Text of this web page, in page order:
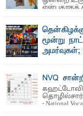
மாநகரசபை
என்பதாகக்
சிந்தனை ...
மூன்று
அமர்வுகள்;
சிறந்த
தங்கப்பதக்கங்கள்,
மற்றும் சிறப்புப்
எம்.வை. அமீர்- ஒ
தென்கிழக்குப்
NVQ
- National
(NVQ) ...